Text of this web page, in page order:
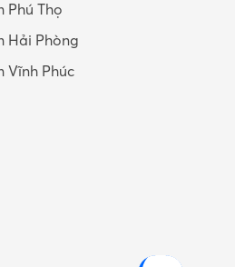
Phú Thọ
Hải Phòng
Vĩnh Phúc